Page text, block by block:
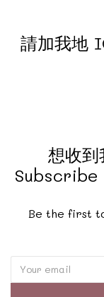
請加我地
想收到
Subscribe
Be the first